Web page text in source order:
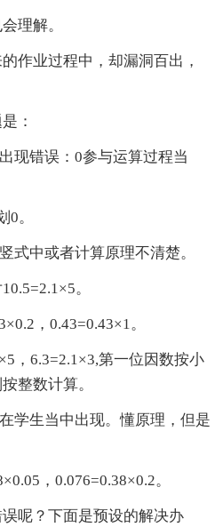
理解。
业过程中，却漏洞百出，
：
错误：0参与运算过程当
。
中或者计算原理不清楚。
。
，0.43=0.43×1。
6.3=2.1×3,第一位因数按小
整数计算。
生当中出现。懂原理，但是
，0.076=0.38×0.2。
呢？下面是预设的解决办